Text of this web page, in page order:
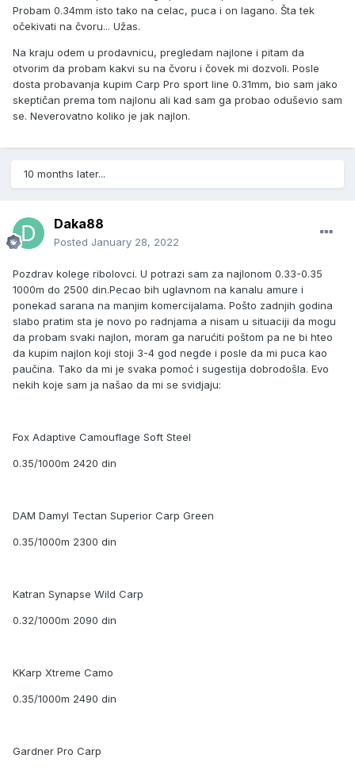
Probam 0.34mm isto tako na celac, puca i on lagano. Šta tek
očekivati na čvoru... Užas.
Na kraju odem u prodavnicu, pregledam najlone i pitam da
otvorim da probam kakvi su na čvoru i čovek mi dozvoli. Posle
dosta probavanja kupim Carp Pro sport line 0.31mm, bio sam jako
skeptičan prema tom najlonu ali kad sam ga probao oduševio sam
se. Neverovatno koliko je jak najlon.
10 months later...
Daka88
Posted January 28, 2022
Pozdrav kolege ribolovci. U potrazi sam za najlonom 0.33-0.35
1000m do 2500 din.Pecao bih uglavnom na kanalu amure i
ponekad sarana na manjim komercijalama. Pošto zadnjih godina
slabo pratim sta je novo po radnjama a nisam u situaciji da mogu
da probam svaki najlon, moram ga narućiti poštom pa ne bi hteo
da kupim najlon koji stoji 3-4 god negde i posle da mi puca kao
paučina. Tako da mi je svaka pomoć i sugestija dobrodošla. Evo
nekih koje sam ja našao da mi se svidjaju:
Fox Adaptive Camouflage Soft Steel
0.35/1000m 2420 din
DAM Damyl Tectan Superior Carp Green
0.35/1000m 2300 din
Katran Synapse Wild Carp
0.32/1000m 2090 din
KKarp Xtreme Camo
0.35/1000m 2490 din
Gardner Pro Carp